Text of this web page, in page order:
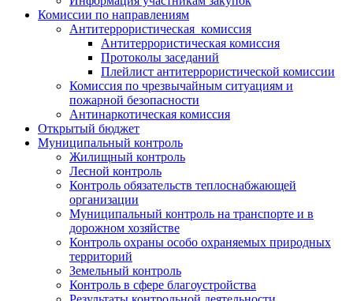
Комиссии по направлениям
Антитеррористическая комиссия
Антитеррористическая комиссия
Протоколы заседаний
Плейлист антитеррористической комиссии
Комиссия по чрезвычайным ситуациям и
пожарной безопасности
Антинаркотическая комиссия
Открытый бюджет
Муниципальный контроль
Жилищный контроль
Лесной контроль
Контроль обязательств теплоснабжающей
организации
Муниципальный контроль на транспорте и в
дорожном хозяйстве
Контроль охраны особо охраняемых природных
территорий
Земельный контроль
Контроль в сфере благоустройства